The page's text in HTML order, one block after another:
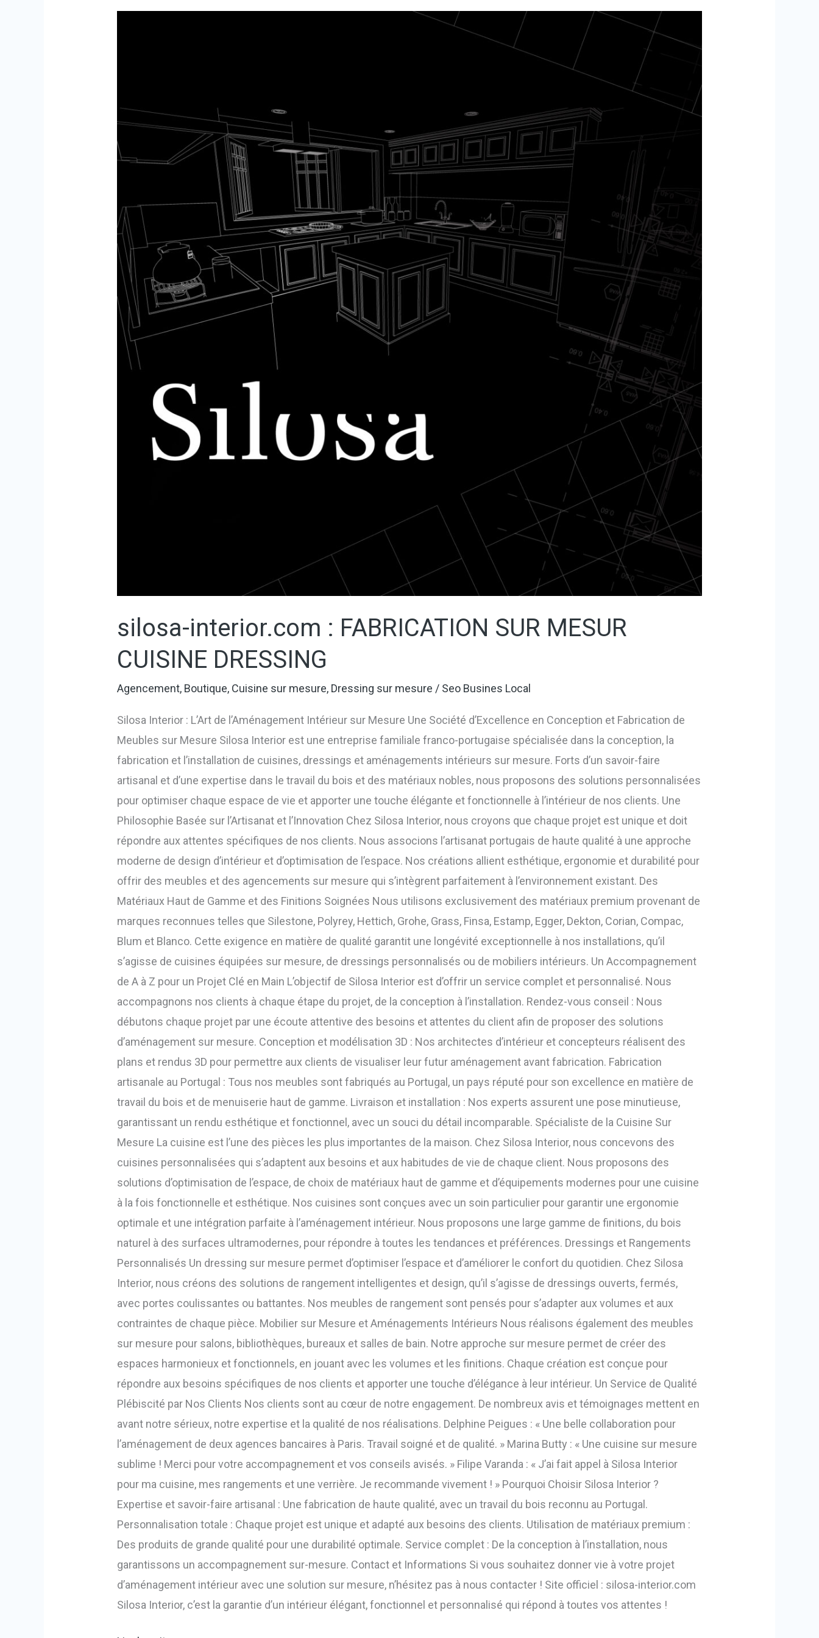
silosa-interior.com : FABRICATION SUR MESUR
CUISINE DRESSING
Agencement, Boutique, Cuisine sur mesure, Dressing sur mesure / Seo Busines Local
Silosa Interior : L’Art de l’Aménagement Intérieur sur Mesure Une Société d’Excellence en Conception et Fabrication de
Meubles sur Mesure Silosa Interior est une entreprise familiale franco-portugaise spécialisée dans la conception, la
fabrication et l’installation de cuisines, dressings et aménagements intérieurs sur mesure. Forts d’un savoir-faire
artisanal et d’une expertise dans le travail du bois et des matériaux nobles, nous proposons des solutions personnalisées
pour optimiser chaque espace de vie et apporter une touche élégante et fonctionnelle à l’intérieur de nos clients. Une
Philosophie Basée sur l’Artisanat et l’Innovation Chez Silosa Interior, nous croyons que chaque projet est unique et doit
répondre aux attentes spécifiques de nos clients. Nous associons l’artisanat portugais de haute qualité à une approche
moderne de design d’intérieur et d’optimisation de l’espace. Nos créations allient esthétique, ergonomie et durabilité pour
offrir des meubles et des agencements sur mesure qui s’intègrent parfaitement à l’environnement existant. Des
Matériaux Haut de Gamme et des Finitions Soignées Nous utilisons exclusivement des matériaux premium provenant de
marques reconnues telles que Silestone, Polyrey, Hettich, Grohe, Grass, Finsa, Estamp, Egger, Dekton, Corian, Compac,
Blum et Blanco. Cette exigence en matière de qualité garantit une longévité exceptionnelle à nos installations, qu’il
s’agisse de cuisines équipées sur mesure, de dressings personnalisés ou de mobiliers intérieurs. Un Accompagnement
de A à Z pour un Projet Clé en Main L’objectif de Silosa Interior est d’offrir un service complet et personnalisé. Nous
accompagnons nos clients à chaque étape du projet, de la conception à l’installation. Rendez-vous conseil : Nous
débutons chaque projet par une écoute attentive des besoins et attentes du client afin de proposer des solutions
d’aménagement sur mesure. Conception et modélisation 3D : Nos architectes d’intérieur et concepteurs réalisent des
plans et rendus 3D pour permettre aux clients de visualiser leur futur aménagement avant fabrication. Fabrication
artisanale au Portugal : Tous nos meubles sont fabriqués au Portugal, un pays réputé pour son excellence en matière de
travail du bois et de menuiserie haut de gamme. Livraison et installation : Nos experts assurent une pose minutieuse,
garantissant un rendu esthétique et fonctionnel, avec un souci du détail incomparable. Spécialiste de la Cuisine Sur
Mesure La cuisine est l’une des pièces les plus importantes de la maison. Chez Silosa Interior, nous concevons des
cuisines personnalisées qui s’adaptent aux besoins et aux habitudes de vie de chaque client. Nous proposons des
solutions d’optimisation de l’espace, de choix de matériaux haut de gamme et d’équipements modernes pour une cuisine
à la fois fonctionnelle et esthétique. Nos cuisines sont conçues avec un soin particulier pour garantir une ergonomie
optimale et une intégration parfaite à l’aménagement intérieur. Nous proposons une large gamme de finitions, du bois
naturel à des surfaces ultramodernes, pour répondre à toutes les tendances et préférences. Dressings et Rangements
Personnalisés Un dressing sur mesure permet d’optimiser l’espace et d’améliorer le confort du quotidien. Chez Silosa
Interior, nous créons des solutions de rangement intelligentes et design, qu’il s’agisse de dressings ouverts, fermés,
avec portes coulissantes ou battantes. Nos meubles de rangement sont pensés pour s’adapter aux volumes et aux
contraintes de chaque pièce. Mobilier sur Mesure et Aménagements Intérieurs Nous réalisons également des meubles
sur mesure pour salons, bibliothèques, bureaux et salles de bain. Notre approche sur mesure permet de créer des
espaces harmonieux et fonctionnels, en jouant avec les volumes et les finitions. Chaque création est conçue pour
répondre aux besoins spécifiques de nos clients et apporter une touche d’élégance à leur intérieur. Un Service de Qualité
Plébiscité par Nos Clients Nos clients sont au cœur de notre engagement. De nombreux avis et témoignages mettent en
avant notre sérieux, notre expertise et la qualité de nos réalisations. Delphine Peigues : « Une belle collaboration pour
l’aménagement de deux agences bancaires à Paris. Travail soigné et de qualité. » Marina Butty : « Une cuisine sur mesure
sublime ! Merci pour votre accompagnement et vos conseils avisés. » Filipe Varanda : « J’ai fait appel à Silosa Interior
pour ma cuisine, mes rangements et une verrière. Je recommande vivement ! » Pourquoi Choisir Silosa Interior ?
Expertise et savoir-faire artisanal : Une fabrication de haute qualité, avec un travail du bois reconnu au Portugal.
Personnalisation totale : Chaque projet est unique et adapté aux besoins des clients. Utilisation de matériaux premium :
Des produits de grande qualité pour une durabilité optimale. Service complet : De la conception à l’installation, nous
garantissons un accompagnement sur-mesure. Contact et Informations Si vous souhaitez donner vie à votre projet
d’aménagement intérieur avec une solution sur mesure, n’hésitez pas à nous contacter ! Site officiel : silosa-interior.com
Silosa Interior, c’est la garantie d’un intérieur élégant, fonctionnel et personnalisé qui répond à toutes vos attentes !
MESUR
CUISINE
DRESSING